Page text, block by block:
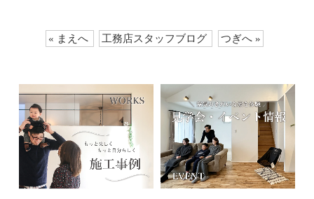
« まえへ 工務店スタッフブログ つぎへ »